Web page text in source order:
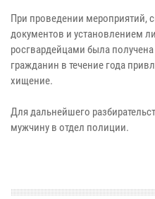
При проведении мероприятий,
документов и установлением
росгвардейцами была
гражданин в течение года
хищение.
Для дальнейшего
мужчину в отдел полиции.